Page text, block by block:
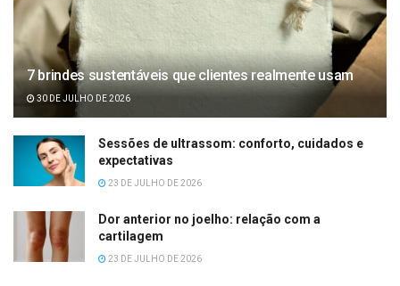
7 brindes sustentáveis que clientes realmente usam
30 DE JULHO DE 2026
Sessões de ultrassom: conforto, cuidados e
expectativas
23 DE JULHO DE 2026
Dor anterior no joelho: relação com a
cartilagem
23 DE JULHO DE 2026